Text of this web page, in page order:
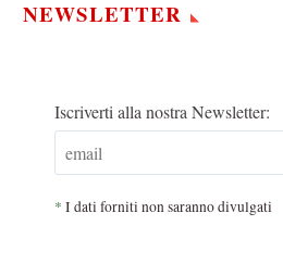
NEWSLETTER
Iscriverti alla nostra Newsletter:
* I dati forniti non saranno divulgati